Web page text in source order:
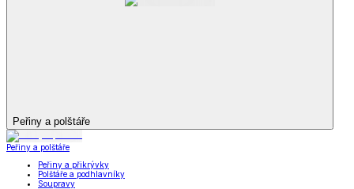
Peřiny a polštáře
Peřiny a polštáře
Peřiny a přikrývky
Polštáře a podhlavníky
Soupravy